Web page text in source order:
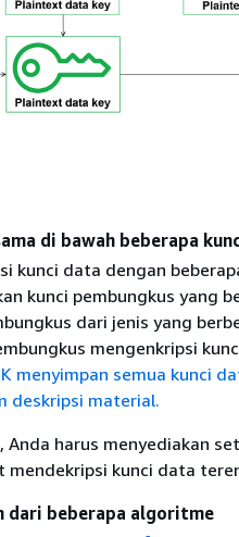
di bawah beberapa
kunci data dengan
kunci pembungkus yang
dari jenis yang
mengenkripsi
menyimpan semua kunci
deskripsi material.
harus menyediakan
mendekripsi kunci data
dari beberapa algoritme